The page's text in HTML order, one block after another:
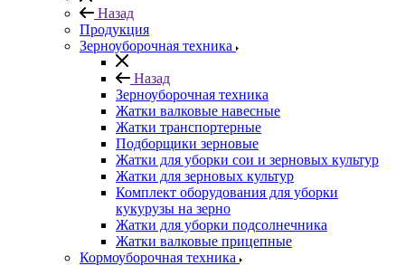
Назад
Продукция
Зерноуборочная техника
Назад
Зерноуборочная техника
Жатки валковые навесные
Жатки транспортерные
Подборщики зерновые
Жатки для уборки сои и зерновых культур
Жатки для зерновых культур
Комплект оборудования для уборки
кукурузы на зерно
Жатки для уборки подсолнечника
Жатки валковые прицепные
Кормоуборочная техника